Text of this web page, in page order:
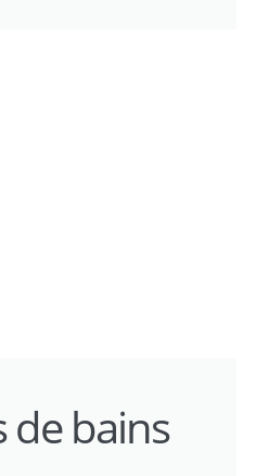
de bains